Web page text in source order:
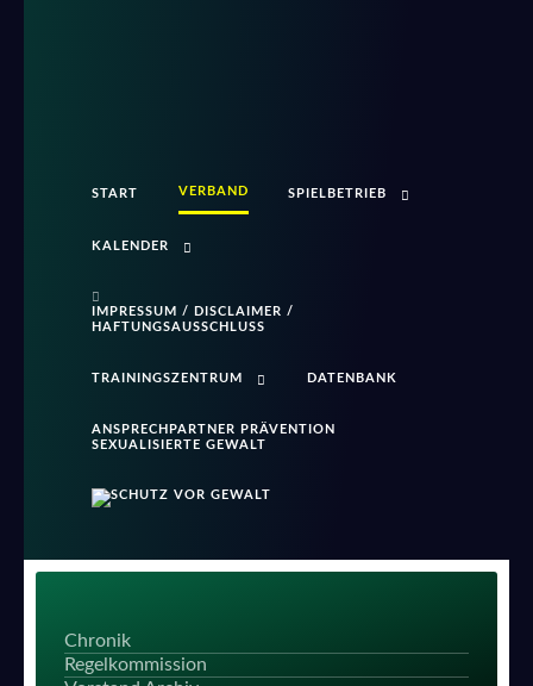
START VERBAND SPIELBETRIEB
KALENDER
IMPRESSUM / DISCLAIMER /
HAFTUNGSAUSSCHLUSS
TRAININGSZENTRUM DATENBANK
ANSPRECHPARTNER PRÄVENTION
SEXUALISIERTE GEWALT
Chronik
Regelkommission